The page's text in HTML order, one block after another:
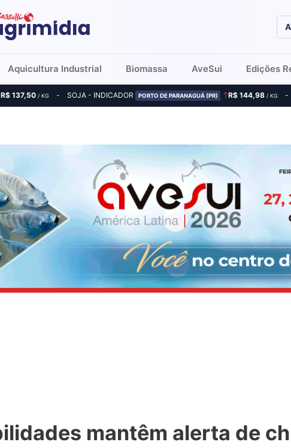
Aquicultura Industrial Biomassa AveSui Edições
R$ 137,50/ KG SOJA - INDICADOR PORTO DE PARANAGUÁ (PR) R$ 144,98 / KG
mantêm alerta de